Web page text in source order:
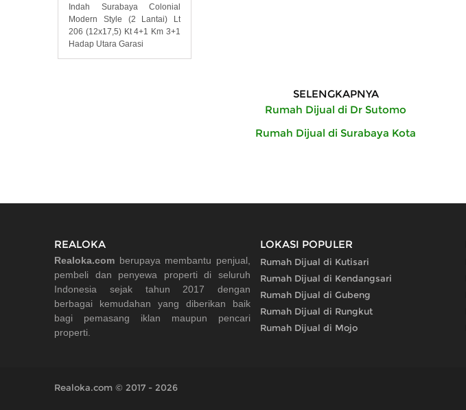
Indah Surabaya Colonial
Modern Style (2 Lantai) Lt
206 (12x17,5) Kt 4+1 Km 3+1
Hadap Utara Garasi
SELENGKAPNYA
Rumah Dijual di Dr Sutomo
Rumah Dijual di Surabaya Kota
REALOKA
Realoka.com berupaya membantu penjual,
pembeli dan penyewa properti di seluruh
Indonesia sejak tahun 2017 dengan
berbagai kemudahan yang diberikan baik
bagi pemasang iklan maupun pencari
properti.
LOKASI POPULER
Rumah Dijual di Kutisari
Rumah Dijual di Kendangsari
Rumah Dijual di Gubeng
Rumah Dijual di Rungkut
Rumah Dijual di Mojo
Realoka.com © 2017 - 2026